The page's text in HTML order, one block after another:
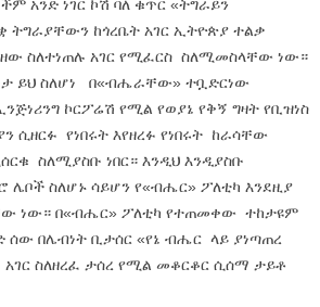
አንድ ነገር ኮሽ ባለ ቁጥር «ትግራይን
ትግራያቸውን ከጎረቤት አገር ኢትዮጵያ ተልቃ
ስለተነጠሉ አገር የሚፈርስ ስለሚመስላቸው ነው።
ይህ ስለሆነ በ«ብሔራቸው» ተቧድርነው
ኮርፖሬሽ የሚል የወያኔ የቅኝ ግዛት የቢዝነስ
ሲዘርፉ የነበሩት እየዘረፉ የነበሩት ከራሳቸው
ስለሚያስቡ ነበር። እንዲህ እንዲያስቡ
ስለሆኑ ሳይሆን የ«ብሔር» ፖለቲካ እንደዚያ
ነው። በ«ብሔር» ፖለቲካ የተጠመቀው ተከታዩም
ሰው በሌብነት ቢታሰር «የኔ ብሔር ላይ ያነጣጠረ
ስለዘረፈ ታሰረ የሚል መቆርቆር ሲሰማ ታይቶ